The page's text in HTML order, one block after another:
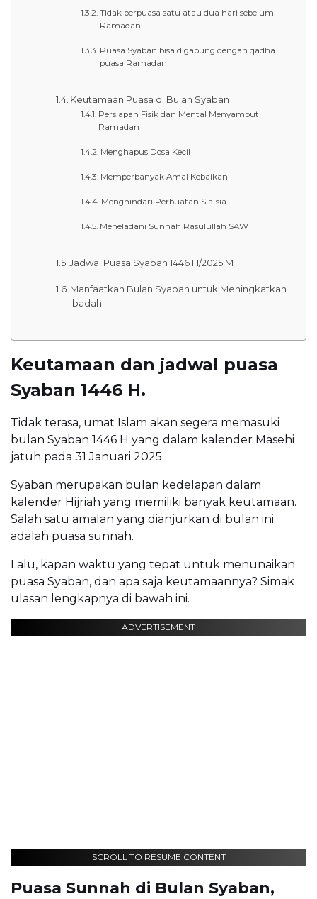
Tidak berpuasa satu atau dua hari sebelum
Ramadan
Puasa Syaban bisa digabung dengan qadha
puasa Ramadan
Keutamaan Puasa di Bulan Syaban
Persiapan Fisik dan Mental Menyambut
Ramadan
Menghapus Dosa Kecil
Memperbanyak Amal Kebaikan
Menghindari Perbuatan Sia-sia
Meneladani Sunnah Rasulullah SAW
Jadwal Puasa Syaban 1446 H/2025 M
Manfaatkan Bulan Syaban untuk Meningkatkan
Ibadah
Keutamaan dan jadwal puasa
Syaban 1446 H.
Tidak terasa, umat Islam akan segera memasuki
bulan Syaban 1446 H yang dalam kalender Masehi
jatuh pada 31 Januari 2025.
Syaban merupakan bulan kedelapan dalam
kalender Hijriah yang memiliki banyak keutamaan.
Salah satu amalan yang dianjurkan di bulan ini
adalah puasa sunnah.
Lalu, kapan waktu yang tepat untuk menunaikan
puasa Syaban, dan apa saja keutamaannya? Simak
ulasan lengkapnya di bawah ini.
ADVERTISEMENT
SCROLL TO RESUME CONTENT
Puasa Sunnah di Bulan Syaban,